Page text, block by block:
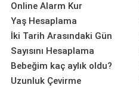
Online Alarm Kur
Yaş Hesaplama
İki Tarih Arasındaki Gün
Sayısını Hesaplama
Bebeğim kaç aylık oldu?
Uzunluk Çevirme